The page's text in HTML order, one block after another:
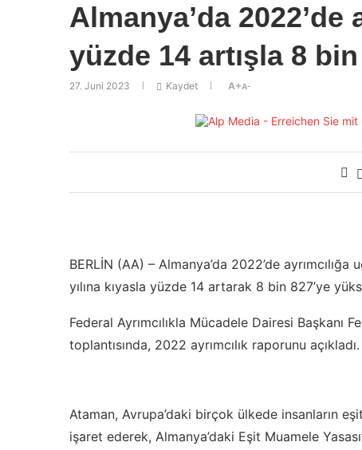
Almanya’da 2022’de
yüzde 14 artışla 8 bin
27. Juni 2023 Kaydet A+A-
BERLİN (AA) – Almanya’da 2022’de
yılına kıyasla yüzde 14 artarak 8 bin 827’ye
Federal Ayrımcılıkla Mücadele Dairesi Başkanı
toplantısında, 2022 ayrımcılık raporunu açıkladı.
Ataman, Avrupa’daki birçok ülkede insanların
işaret ederek, Almanya’daki Eşit Muamele